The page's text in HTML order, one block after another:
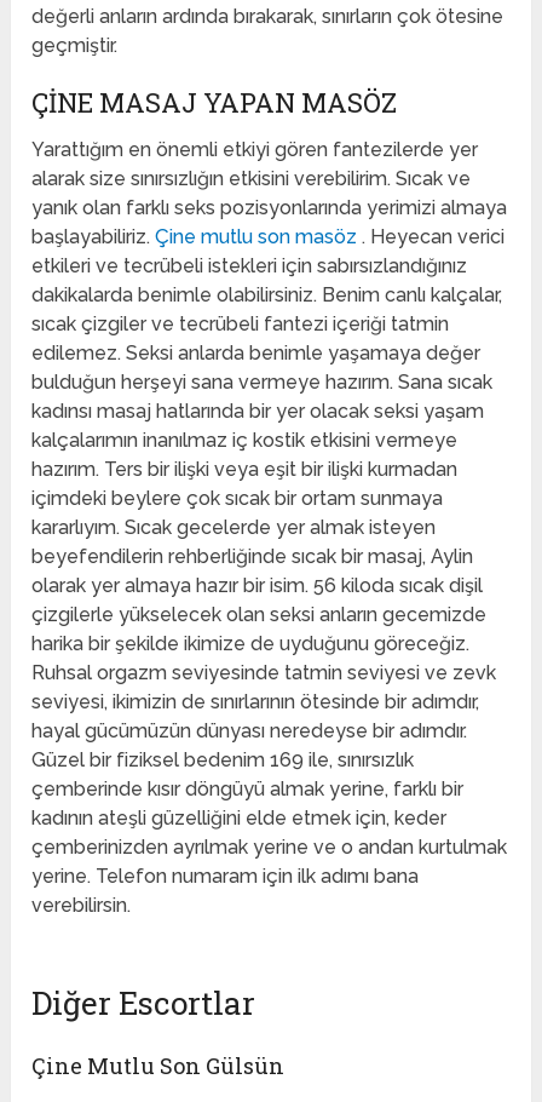
değerli anların ardında bırakarak, sınırların çok ötesine
geçmiştir.
ÇINE MASAJ YAPAN MASÖZ
Yarattığım en önemli etkiyi gören fantezilerde yer
alarak size sınırsızlığın etkisini verebilirim. Sıcak ve
yanık olan farklı seks pozisyonlarında yerimizi almaya
başlayabiliriz.Çine mutlu son masöz . Heyecan verici
etkileri ve tecrübeli istekleri için sabırsızlandığınız
dakikalarda benimle olabilirsiniz. Benim canlı kalçalar,
sıcak çizgiler ve tecrübeli fantezi içeriği tatmin
edilemez. Seksi anlarda benimle yaşamaya değer
bulduğun herşeyi sana vermeye hazırım. Sana sıcak
kadınsı masaj hatlarında bir yer olacak seksi yaşam
kalçalarımın inanılmaz iç kostik etkisini vermeye
hazırım. Ters bir ilişki veya eşit bir ilişki kurmadan
içimdeki beylere çok sıcak bir ortam sunmaya
kararlıyım. Sıcak gecelerde yer almak isteyen
beyefendilerin rehberliğinde sıcak bir masaj, Aylin
olarak yer almaya hazır bir isim. 56 kiloda sıcak dişil
çizgilerle yükselecek olan seksi anların gecemizde
harika bir şekilde ikimize de uyduğunu göreceğiz.
Ruhsal orgazm seviyesinde tatmin seviyesi ve zevk
seviyesi, ikimizin de sınırlarının ötesinde bir adımdır,
hayal gücümüzün dünyası neredeyse bir adımdır.
Güzel bir fiziksel bedenim 169 ile, sınırsızlık
çemberinde kısır döngüyü almak yerine, farklı bir
kadının ateşli güzelliğini elde etmek için, keder
çemberinizden ayrılmak yerine ve o andan kurtulmak
yerine. Telefon numaram için ilk adımı bana
verebilirsin.
Diğer Escortlar
Çine Mutlu Son Gülsün